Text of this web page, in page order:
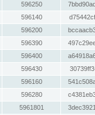
596250
596140
596200
596390
596400
596430
596160
596280
5961801